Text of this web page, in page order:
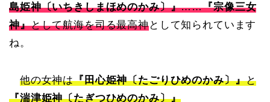
島姫神〔いちきしまほめのかみ〕』……『宗像三女
神』として航海を司る最高神として知られています
ね。
他の女神は『田心姫神〔たごりひめのかみ〕』と
『湍津姫神〔たぎつひめのかみ〕』